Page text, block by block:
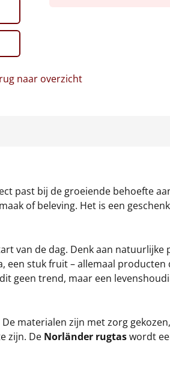
naar overzicht
past bij de groeiende behoefte
of beleving. Het is een
van de dag. Denk aan
stuk fruit – allemaal
geen trend, maar een
materialen zijn met zorg
zijn. De Norländer rugtaswordt